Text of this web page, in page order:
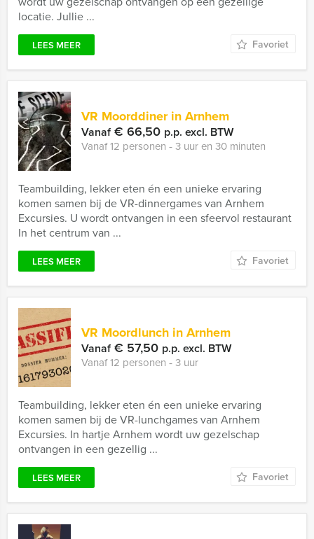
locatie. Jullie ...
LEES MEER Favoriet
VR Moorddiner in Arnhem
Vanaf€ 66,50 p.p. excl. BTW
Vanaf 12 personen ‐ 3 uur en 30 minuten
Teambuilding, lekker eten én een unieke ervaring
komen samen bij de VR-dinnergames van Arnhem
Excursies. U wordt ontvangen in een sfeervol restaurant
In het centrum van ...
LEES MEER Favoriet
VR Moordlunch in Arnhem
Vanaf€ 57,50 p.p. excl. BTW
Vanaf 12 personen ‐ 3 uur
Teambuilding, lekker eten én een unieke ervaring
komen samen bij de VR-lunchgames van Arnhem
Excursies. In hartje Arnhem wordt uw gezelschap
ontvangen in een gezellig ...
LEES MEER Favoriet